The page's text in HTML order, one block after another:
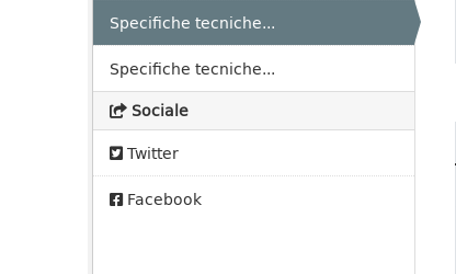
Specifiche tecniche...
Specifiche tecniche...
Sociale
Twitter
Facebook